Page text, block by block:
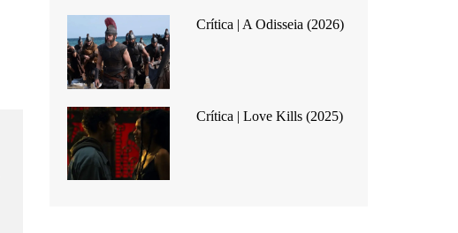
Crítica | A Odisseia (2026)
Crítica | Love Kills (2025)